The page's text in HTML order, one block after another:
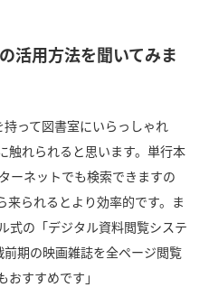
活用方法を聞いてみま
持って図書室にいらっしゃれ
触れられると思います。単行本
ーネットでも検索できますの
来られるとより効率的です。ま
式の「デジタル資料閲覧システ
期の映画雑誌を全ページ閲覧
すすめです」